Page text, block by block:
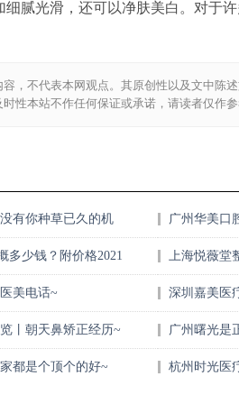
腻光滑，还可以净肤美白。对于
，不代表本网观点。其原创性以及文中陈
性本站不作任何保证或承诺，请读者仅作参
有你种草已久的机
广州华美口
多少钱？附价格2021 上海悦薇堂
美电话~
深圳嘉美医
丨朝天鼻矫正经历~
广州曙光是
都是个顶个的好~ 杭州时光医